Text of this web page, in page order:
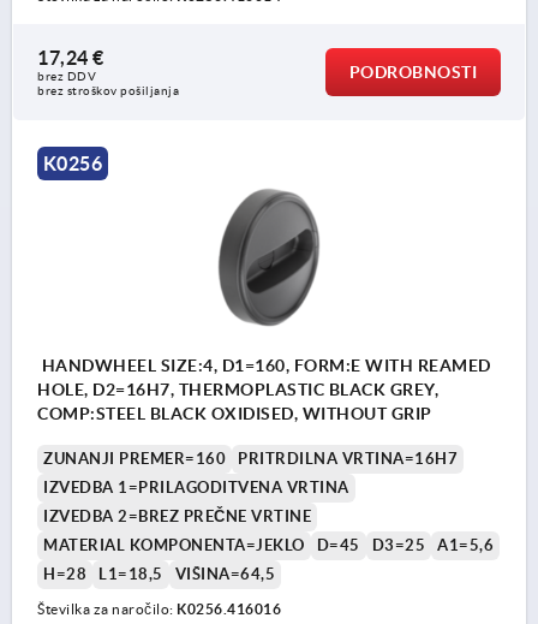
17,24 €
brez DDV
brez stroškov pošiljanja
PODROBNOSTI
K0256
HANDWHEEL SIZE:4, D1=160, FORM:E WITH REAMED
HOLE, D2=16H7, THERMOPLASTIC BLACK GREY,
COMP:STEEL BLACK OXIDISED, WITHOUT GRIP
ZUNANJI PREMER=160
PRITRDILNA VRTINA=16H7
IZVEDBA 1=PRILAGODITVENA VRTINA
IZVEDBA 2=BREZ PREČNE VRTINE
MATERIAL KOMPONENTA=JEKLO
D=45 D3=25
A1=5,6
H=28
L1=18,5 VIŠINA=64,5
Številka za naročilo: K0256.416016